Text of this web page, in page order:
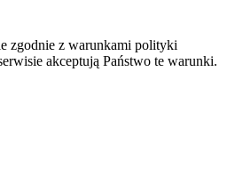
zgodnie z warunkami polityki
akceptują Państwo te warunki.